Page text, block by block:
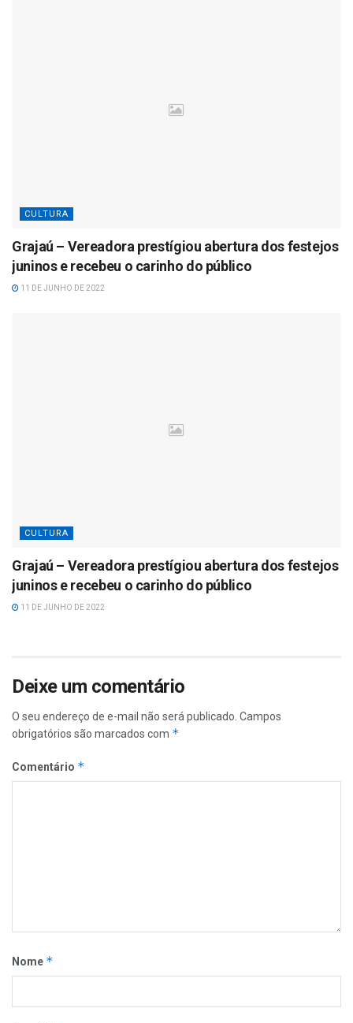
CULTURA
Grajaú – Vereadora prestígiou abertura dos festejos
juninos e recebeu o carinho do público
11 DE JUNHO DE 2022
CULTURA
Grajaú – Vereadora prestígiou abertura dos festejos
juninos e recebeu o carinho do público
11 DE JUNHO DE 2022
Deixe um comentário
O seu endereço de e-mail não será publicado. Campos
obrigatórios são marcados com *
Comentário *
Nome *